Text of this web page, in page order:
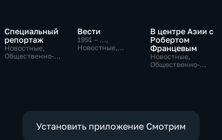
Специальный
репортаж
Новостные,
Общественно-
Вести
1991 – …,
Новостные,
В центре Азии с
Робертом
Францевым
Новостные,
Общественно-
Установить приложение Смотрим